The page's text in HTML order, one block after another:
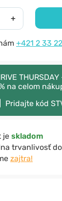
+
+421 2 33
na celom
Pridajte kód
je skladom
trvanlivosť
zajtra!